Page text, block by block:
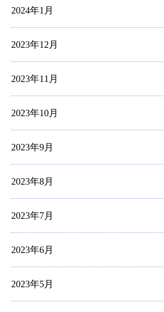
2024年1月
2023年12月
2023年11月
2023年10月
2023年9月
2023年8月
2023年7月
2023年6月
2023年5月